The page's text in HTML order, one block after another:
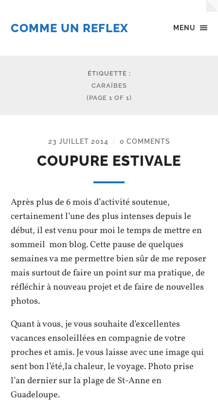
MENU
COMME UN REFLEX
ÉTIQUETTE :
CARAÏBES
(PAGE 1 OF 1)
23 JUILLET 2014 / 0 COMMENTS
COUPURE ESTIVALE
Après plus de 6 mois d’activité soutenue,
certainement l’une des plus intenses depuis le
début, il est venu pour moi le temps de mettre en
sommeil mon blog. Cette pause de quelques
semaines va me permettre bien sûr de me reposer
mais surtout de faire un point sur ma pratique, de
réfléchir à nouveau projet et de faire de nouvelles
photos.
Quant à vous, je vous souhaite d’excellentes
vacances ensoleillées en compagnie de votre
proches et amis. Je vous laisse avec une image qui
sent bon l’été,la chaleur, le voyage. Photo prise
l’an dernier sur la plage de St-Anne en
Guadeloupe.